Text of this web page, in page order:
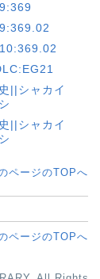
||シャカイ
||シャカイ
ページのTOPへ
ページのTOPへ